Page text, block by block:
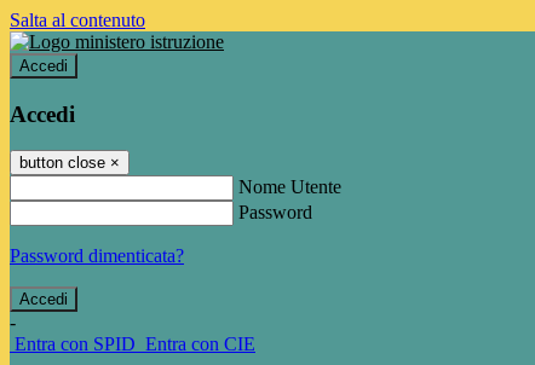
Salta al contenuto
Accedi
Accedi
button close ×
Nome Utente
Password
Password dimenticata?
-
Entra con SPID Entra con CIE